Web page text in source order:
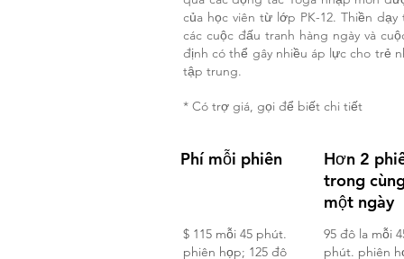
của học viên từ lớp PK-12. Thiền
các cuộc đấu tranh hàng ngày và
định có thể gây nhiều áp lực cho trẻ
tập trung.
* Có trợ giá, gọi để biết chi tiết
Phí mỗi phiên
$ 115 mỗi 45 phút.
phiên họp; 125 đô
Hơn 2
trong
một ngày
95 đô la mỗi
phút. phiên